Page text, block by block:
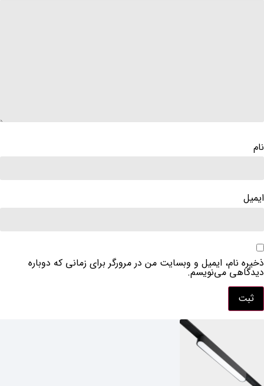
نام
ایمیل
ذخیره نام، ایمیل و وبسایت من در مرورگر برای زمانی که دوباره
دیدگاهی می‌نویسم.